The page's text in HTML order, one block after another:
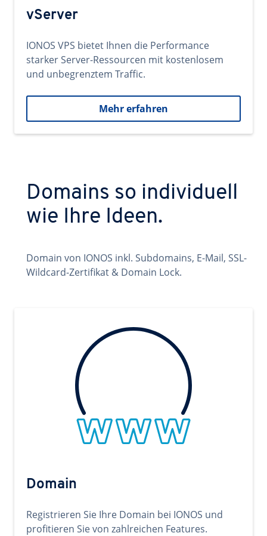
vServer
IONOS VPS bietet Ihnen die Performance
starker Server-Ressourcen mit kostenlosem
und unbegrenztem Traffic.
Mehr erfahren
Domains so individuell
wie Ihre Ideen.
Domain von IONOS inkl. Subdomains, E-Mail, SSL-
Wildcard-Zertifikat & Domain Lock.
Domain
Registrieren Sie Ihre Domain bei IONOS und
profitieren Sie von zahlreichen Features.